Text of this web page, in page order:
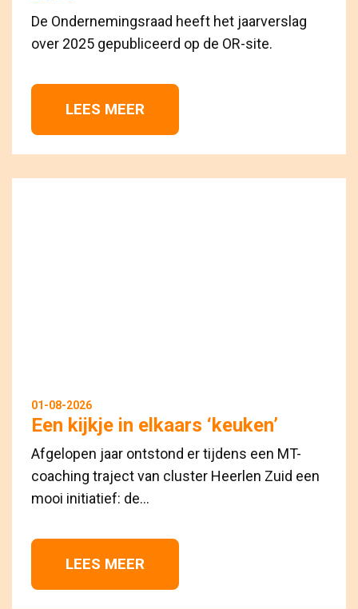
De Ondernemingsraad heeft het jaarverslag
over 2025 gepubliceerd op de OR-site.
LEES MEER
01-08-2026
Een kijkje in elkaars ‘keuken’
Afgelopen jaar ontstond er tijdens een MT-
coaching traject van cluster Heerlen Zuid een
mooi initiatief: de...
LEES MEER